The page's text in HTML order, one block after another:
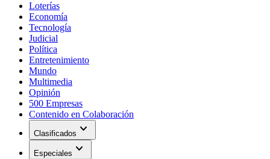
Loterías
Economía
Tecnología
Judicial
Política
Entretenimiento
Mundo
Multimedia
Opinión
500 Empresas
Contenido en Colaboración
Clasificados expand_more
Especiales expand_more